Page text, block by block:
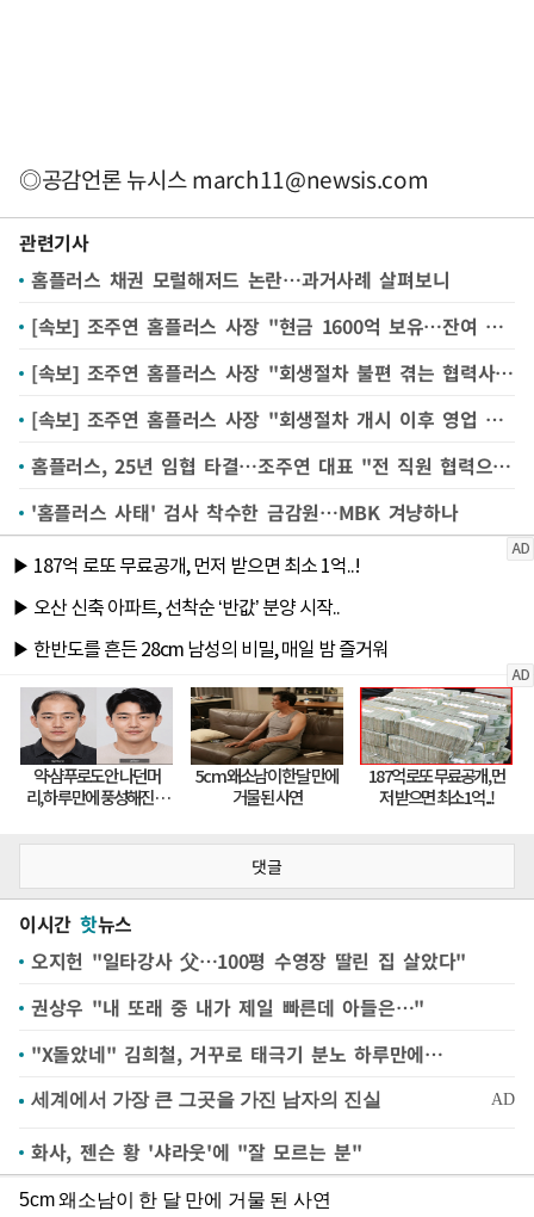
◎공감언론 뉴시스march11@newsis.com
관련기사
홈플러스 채권 모럴해저드 논란…과거사례 살펴보니
[속보] 조주연 홈플러스 사장 "현금 1600억 보유…잔여 상거래채권 지급문제無"
[속보] 조주연 홈플러스 사장 "회생절차 불편 겪는 협력사, 입점주, 채권자에 사과"
[속보] 조주연 홈플러스 사장 "회생절차 개시 이후 영업 지표 긍정적…거래유지율 95% 수준"
홈플러스, 25년 임협 타결…조주연 대표 "전 직원 협력으로 반드시 정상화"
'홈플러스 사태' 검사 착수한 금감원…MBK 겨냥하나
댓글
이시간 핫뉴스
오지헌 "일타강사 父…100평 수영장 딸린 집 살았다"
권상우 "내 또래 중 내가 제일 빠른데 아들은…"
"X돌았네" 김희철, 거꾸로 태극기 분노 하루만에…
화사, 젠슨 황 '샤라웃'에 "잘 모르는 분"